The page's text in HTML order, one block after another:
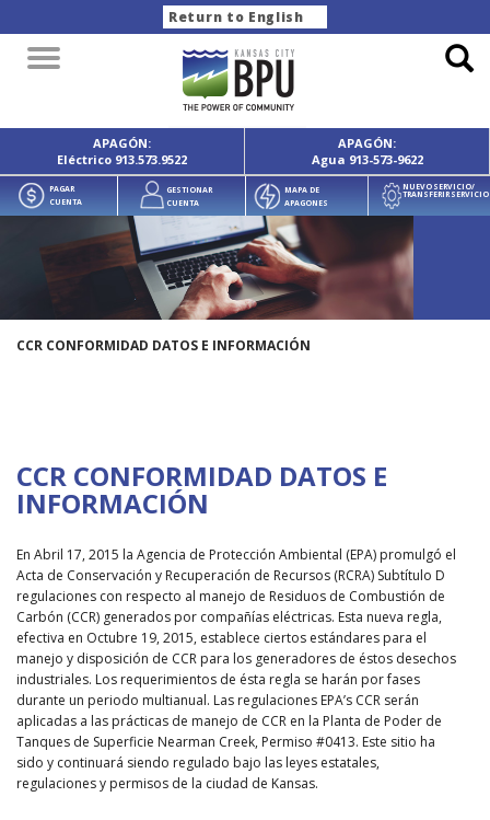
Return to English
Toggle
navigation
APAGÓN:
Eléctrico 913.573.9522
APAGÓN:
Agua 913-573-9622
PAGAR
CUENTA
GESTIONAR
CUENTA
MAPA DE
APAGONES
NUEVO SERVICIO/
TRANSFERIR SERVICIO
CCR CONFORMIDAD DATOS E INFORMACIÓN
CCR CONFORMIDAD DATOS E
INFORMACIÓN
En Abril 17, 2015 la Agencia de Protección Ambiental (EPA) promulgó el
Acta de Conservación y Recuperación de Recursos (RCRA) Subtítulo D
regulaciones con respecto al manejo de Residuos de Combustión de
Carbón (CCR) generados por compañías eléctricas. Esta nueva regla,
efectiva en Octubre 19, 2015, establece ciertos estándares para el
manejo y disposición de CCR para los generadores de éstos desechos
industriales. Los requerimientos de ésta regla se harán por fases
durante un periodo multianual. Las regulaciones EPA’s CCR serán
aplicadas a las prácticas de manejo de CCR en la Planta de Poder de
Tanques de Superficie Nearman Creek, Permiso #0413. Este sitio ha
sido y continuará siendo regulado bajo las leyes estatales,
regulaciones y permisos de la ciudad de Kansas.